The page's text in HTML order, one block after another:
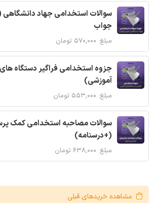
سوالات استخدامی جهاد
جواب
مبلغ: ۵۷۰,۰۰۰ تومان
جزوه استخدامی فراگیر دستگاه
آموزشی)
مبلغ: ۵۵۳,۰۰۰ تومان
سوالات مصاحبه استخدامی کمک
(+درسنامه)
مبلغ: ۶۳۸,۰۰۰ تومان
مشاهده خریدهای قبلی